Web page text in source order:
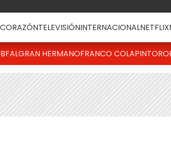
CORAZÓNTELEVISIÓNINTERNACIONALNETFLIX
GRAN HERMANOFRANCO COLAPINTO